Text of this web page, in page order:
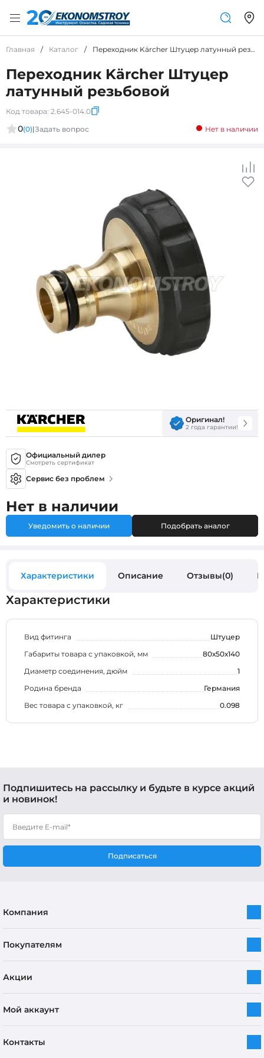
Главная / Каталог / Переходник Kärcher Штуцер латунный резьбовой
Переходник Kärcher Штуцер
латунный резьбовой
Код товара: 2.645-014.0
0(0)|Задать вопрос Нет в наличии
Оригинал!
2 года гарантии!
Официальный дилер
Смотреть сертификат
Сервис без проблем
Нет в наличии
Уведомить о наличии Подобрать аналог
Характеристики Описание Отзывы(0)
Характеристики
Вид фитинга
Штуцер
Габариты товара с упаковкой, мм
80х50х140
Диаметр соединения, дюйм
1
Родина бренда
Германия
Вес товара с упаковкой, кг
0.098
Подпишитесь на рассылку и будьте в курсе акций
и новинок!
Подписаться
Компания
Покупателям
Акции
Мой аккаунт
Контакты